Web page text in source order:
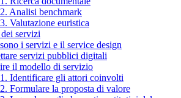
Analisi benchmark
Valutazione euristica
servizi
i servizi e il service design
servizi pubblici digitali
il modello di servizio
Identificare gli attori coinvolti
Formulare la proposta di valore